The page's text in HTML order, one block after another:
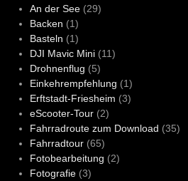
An der See(29)
Backen (1)
Basteln (1)
DJI Mavic Mini(11)
Drohnenflug (5)
Einkehrempfehlung (1)
Erftstadt-Friesheim (3)
eScooter-Tour(2)
Fahrradroute zum Download (35)
Fahrradtour(65)
Fotobearbeitung (2)
Fotografie(3)